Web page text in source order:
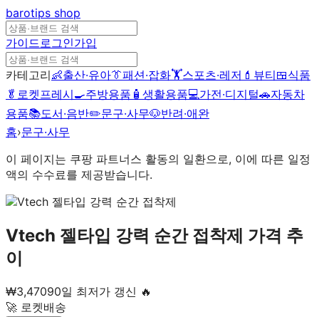
barotips shop
가이드로그인가입
카테고리👶출산·유아👔패션·잡화🏋️스포츠·레저 💄 뷰티🍱식품
🥬 로켓프레시🍳주방용품 🧴 생활용품💻가전·디지털🚗자동차
용품📚도서·음반✏️문구·사무🐶반려·애완
홈›문구·사무
이 페이지는 쿠팡 파트너스 활동의 일환으로, 이에 따른 일정
액의 수수료를 제공받습니다.
Vtech 젤타입 강력 순간 접착제 가격 추
이
₩3,47090일 최저가 갱신 🔥
🚀 로켓배송